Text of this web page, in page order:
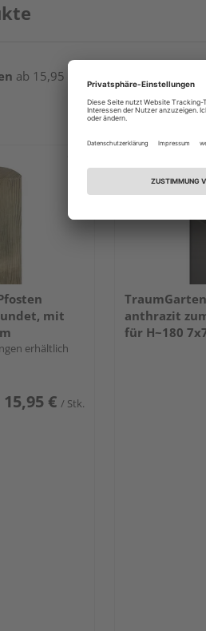
ab 15,95 € / Stk.
mit
erhältlich
15,95 € / Stk.
anthrazit
für H~180